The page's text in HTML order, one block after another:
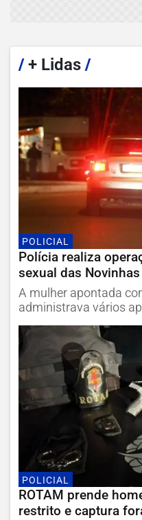
/+ Lidas /
POLICIAL
Polícia realiza
sexual das
A mulher apontada
administrava vários
POLICIAL
ROTAM prende
restrito e captura